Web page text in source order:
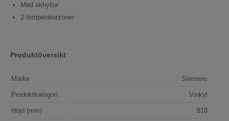
Med ekhyllor
2 temperaturzoner
Produktöversikt
Märke Siemens
Produktkategori Vinkyl
Höjd (mm) 818